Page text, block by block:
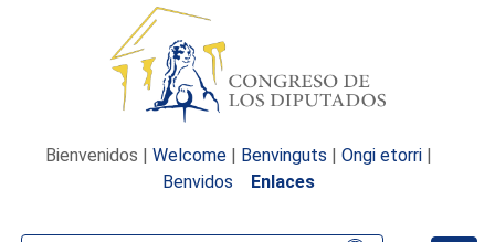
Bienvenidos | Welcome | Benvinguts | Ongi etorri |
Benvidos
Enlaces